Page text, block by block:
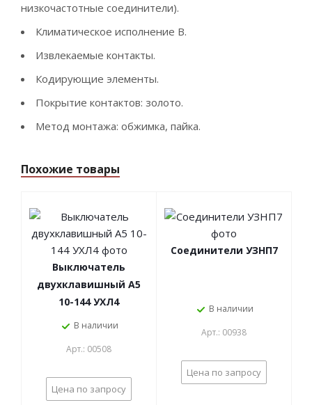
низкочастотные соединители).
Климатическое исполнение В.
Извлекаемые контакты.
Кодирующие элементы.
Покрытие контактов: золото.
Метод монтажа: обжимка, пайка.
Похожие товары
Выключатель
двухклавишный А5
10-144 УХЛ4
В наличии
Арт.: 00508
Цена по запросу
Соединители УЗНП7
В наличии
Арт.: 00938
Цена по запросу